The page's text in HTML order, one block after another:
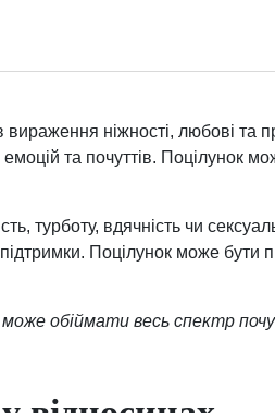
ніжності, любові та
та почуттів. Поцілунок
турботу, вдячність чи
Поцілунок може бути
може обіймати весь спектр